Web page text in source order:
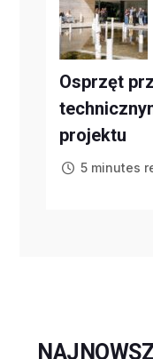
Osprzęt
projektu
5 minutes